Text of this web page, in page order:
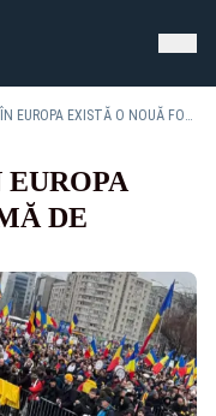
GEORGE SIMION: ”ÎN EUROPA EXISTĂ O NOUĂ FORMĂ DE COMUNISM!”
DE